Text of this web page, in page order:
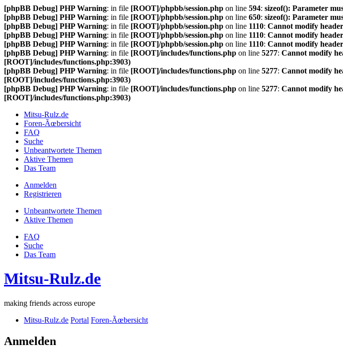
[phpBB Debug] PHP Warning: in file [ROOT]/phpbb/session.php on line 594: sizeof(): Parameter
[phpBB Debug] PHP Warning: in file [ROOT]/phpbb/session.php on line 650: sizeof(): Parameter
[phpBB Debug] PHP Warning: in file [ROOT]/phpbb/session.php on line 1110: Cannot modify
[phpBB Debug] PHP Warning: in file [ROOT]/phpbb/session.php on line 1110: Cannot modify
[phpBB Debug] PHP Warning: in file [ROOT]/phpbb/session.php on line 1110: Cannot modify
[phpBB Debug] PHP Warning: in file [ROOT]/includes/functions.php on line 5277: Cannot modify
[ROOT]/includes/functions.php:3903)
[phpBB Debug] PHP Warning: in file [ROOT]/includes/functions.php on line 5277: Cannot modify
[ROOT]/includes/functions.php:3903)
[phpBB Debug] PHP Warning: in file [ROOT]/includes/functions.php on line 5277: Cannot modify
[ROOT]/includes/functions.php:3903)
Mitsu-Rulz.de
Foren-Ãœbersicht
FAQ
Suche
Unbeantwortete Themen
Aktive Themen
Das Team
Anmelden
Registrieren
Unbeantwortete Themen
Aktive Themen
FAQ
Suche
Das Team
Mitsu-Rulz.de
making friends across europe
Mitsu-Rulz.de Portal Foren-Ãœbersicht
Anmelden